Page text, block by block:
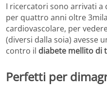
I ricercatori sono arrivati
per quattro anni oltre
cardiovascolare, per
(diversi dalla soia) avesse
contro il diabete mellito di
Perfetti per